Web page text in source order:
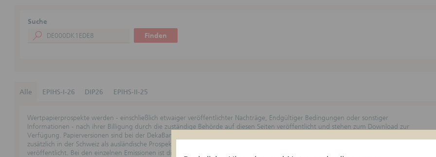
Suche
Finden
Alle EPIHS-I-26 DIP26 EPIHS-II-25
Wertpapierprospekte werden - einschließlich etwaiger veröffentlichter Nachträge, Endgültiger Bedingungen oder sonstiger
Informationen - nach ihrer Billigung durch die zuständige Behörde auf diesen Seiten veröffentlicht und stehen zum Download zur
Verfügung. Papierversionen sind bei der DekaBank zu den üblichen Geschäftszeiten kostenlos erhältlich. Wertpapierprospekte, die
zusätzlich in der Schweiz als ausländische Prospekte genehmigt sind, werden bei der dortigen Prüfstelle angemeldet, hinterlegt und
veröffentlicht. Bei den einzelnen Emissionen ist die jeweilige Landesangabe unter Bemerkungen zu beachten, wobei nur die Länder